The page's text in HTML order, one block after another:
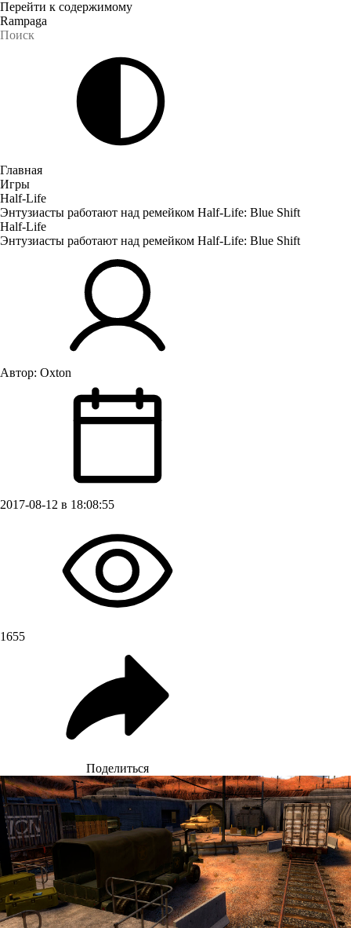
Перейти к содержимому
Rampaga
Главная
Игры
Half-Life
Энтузиасты работают над ремейком Half-Life: Blue Shift
Half-Life
Энтузиасты работают над ремейком Half-Life: Blue Shift
Автор: Oxton
2017-08-12 в 18:08:55
1655
Поделиться